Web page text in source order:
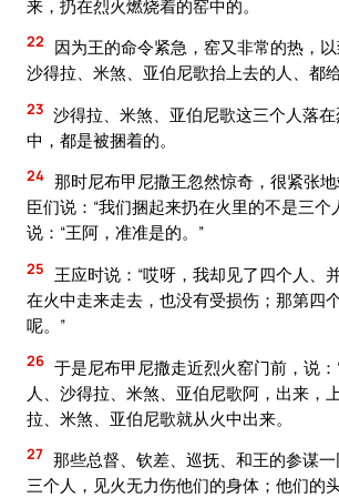
来，扔在烈火燃烧着的窑中的。
22
因为王的命令紧急，窑又非常的热，
沙得拉、米煞、亚伯尼歌抬上去的人、都给
23 沙得拉、米煞、亚伯尼歌这三个人落
中，都是被捆着的。
24 那时尼布甲尼撒王忽然惊奇，很紧张
臣们说：“我们捆起来扔在火里的不是三个
说：“王阿，准准是的。”
25 王应时说：“哎呀，我却见了四个人、
在火中走来走去，也没有受损伤；那第四
呢。”
26 于是尼布甲尼撒走近烈火窑门前，说
人、沙得拉、米煞、亚伯尼歌阿，出来，
拉、米煞、亚伯尼歌就从火中出来。
27 那些总督、钦差、巡抚、和王的参谋
三个人，见火无力伤他们的身体；他们的